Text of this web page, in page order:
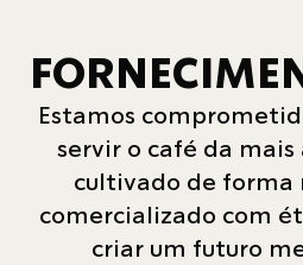
Estamos
servir o café da
cultivado de forma
comercializado com
criar um futuro